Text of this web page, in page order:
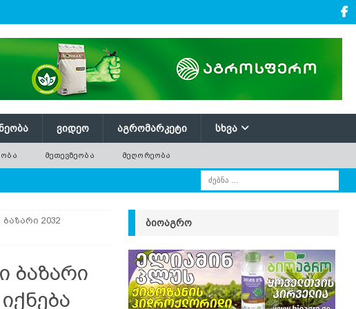
ᲕᲘᲓᲔᲝ ᲐᲒᲠᲝᲛᲐᲠᲙᲔᲢᲘ ᲡᲮᲕᲐ
ᲛᲔᲗᲔᲕᲖᲔᲝᲑᲐ ᲛᲔᲦᲝᲠᲔᲝᲑᲐ
2032
ბაზარი
ᲑᲘᲝᲐᲒᲠᲝ